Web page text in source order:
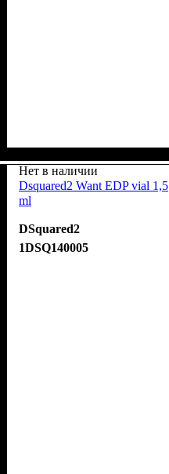
Нет в наличии
Dsquared2 Want EDP vial 1,5
ml
DSquared2
1DSQ140005